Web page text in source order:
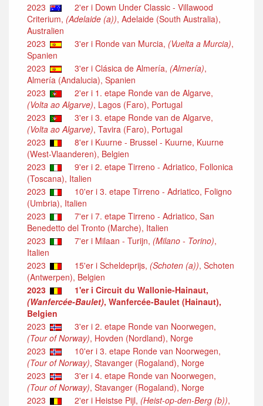
2023
2'er i Down Under Classic - Villawood
Criterium, (Adelaide (a)), Adelaide (South Australia),
Australien
2023
3'er i Ronde van Murcia, (Vuelta a Murcia),
Spanien
2023
3'er i Clásica de Almería, (Almería),
Almería (Andalucia), Spanien
2023
2'er i 1. etape Ronde van de Algarve,
(Volta ao Algarve), Lagos (Faro), Portugal
2023
3'er i 3. etape Ronde van de Algarve,
(Volta ao Algarve), Tavira (Faro), Portugal
2023
8'er i Kuurne - Brussel - Kuurne, Kuurne
(West-Vlaanderen), Belgien
2023
9'er i 2. etape Tirreno - Adriatico, Follonica
(Toscana), Italien
2023
10'er i 3. etape Tirreno - Adriatico, Foligno
(Umbria), Italien
2023
7'er i 7. etape Tirreno - Adriatico, San
Benedetto del Tronto (Marche), Italien
2023
7'er i Milaan - Turijn, (Milano - Torino),
Italien
2023
15'er i Scheldeprijs, (Schoten (a)), Schoten
(Antwerpen), Belgien
2023
1'er i Circuit du Wallonie-Hainaut,
(Wanfercée-Baulet), Wanfercée-Baulet (Hainaut),
Belgien
2023
3'er i 2. etape Ronde van Noorwegen,
(Tour of Norway), Hovden (Nordland), Norge
2023
10'er i 3. etape Ronde van Noorwegen,
(Tour of Norway), Stavanger (Rogaland), Norge
2023
3'er i 4. etape Ronde van Noorwegen,
(Tour of Norway), Stavanger (Rogaland), Norge
2023
2'er i Heistse Pijl, (Heist-op-den-Berg (b)),